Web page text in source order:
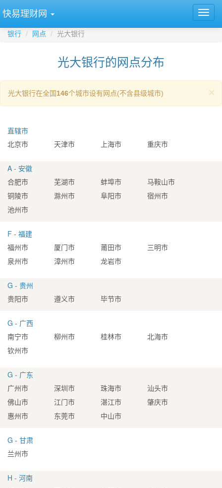
快易理财网
银行 网点 光大银行
光大银行的网点分布
×
光大银行在全国146个城市设有网点(不含县级城市)
直辖市
北京市 天津市 上海市 重庆市
A - 安徽
合肥市 芜湖市 蚌埠市
马鞍山市
铜陵市
滁州市 阜阳市
宿州市
池州市
F - 福建
福州市 厦门市 莆田市
三明市
泉州市
漳州市 龙岩市
G - 贵州
贵阳市 遵义市 毕节市
G - 广西
南宁市 柳州市 桂林市
北海市
钦州市
G - 广东
广州市 深圳市 珠海市
汕头市
佛山市
江门市 湛江市
肇庆市
惠州市
东莞市 中山市
G - 甘肃
兰州市
H - 河南